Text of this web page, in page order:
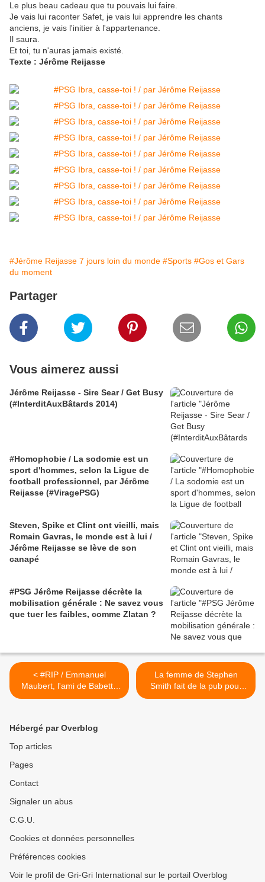
Le plus beau cadeau que tu pouvais lui faire.
Je vais lui raconter Safet, je vais lui apprendre les chants
anciens, je vais l'initier à l'appartenance.
Il saura.
Et toi, tu n'auras jamais existé.
Texte : Jérôme Reijasse
#Jérôme Reijasse 7 jours loin du monde #Sports #Gos et Gars
du moment
Partager
Vous aimerez aussi
Jérôme Reijasse - Sire Sear / Get Busy
(#InterditAuxBâtards 2014)
#Homophobie / La sodomie est un
sport d'hommes, selon la Ligue de
football professionnel, par Jérôme
Reijasse (#ViragePSG)
Steven, Spike et Clint ont vieilli, mais
Romain Gavras, le monde est à lui /
Jérôme Reijasse se lève de son
canapé
#PSG Jérôme Reijasse décrète la
mobilisation générale : Ne savez vous
que tuer les faibles, comme Zlatan ?
< #RIP / Emmanuel
Maubert, l'ami de Babette
de Rozières (#Sagasdom
La femme de Stephen
Smith fait de la pub pour
son livre sur #Fdesouche >
Hébergé par Overblog
Top articles
Pages
Contact
Signaler un abus
C.G.U.
Cookies et données personnelles
Préférences cookies
Voir le profil de Gri-Gri International sur le portail Overblog